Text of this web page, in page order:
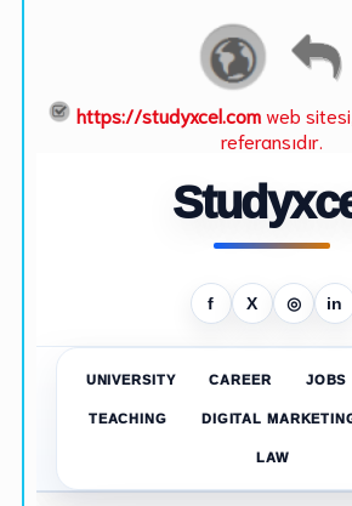
https://studyxcel.comweb sitesi,
referansıdır.